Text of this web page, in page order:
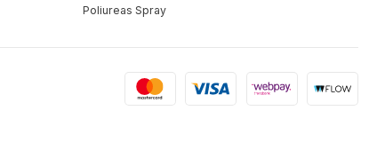
Poliureas Spray